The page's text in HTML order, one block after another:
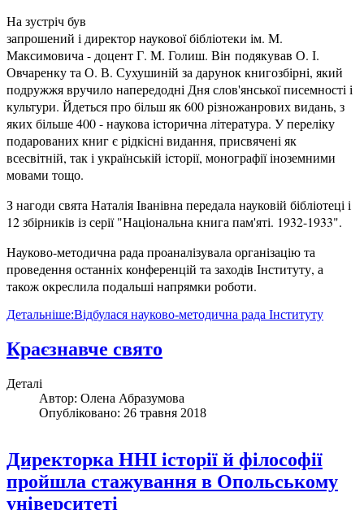
На зустріч був
запрошений і директор наукової бібліотеки ім. М.
Максимовича - доцент Г. М. Голиш. Він подякував О. І.
Овчаренку та О. В. Сухушиній за дарунок книгозбірні, який
подружжя вручило напередодні Дня слов'янської писемності і
культури. Йдеться про більш як 600 різножанрових видань, з
яких більше 400 - наукова історична література. У переліку
подарованих книг є рідкісні видання, присвячені як
всесвітній, так і українській історії, монографії іноземними
мовами тощо.
З нагоди свята Наталія Іванівна передала науковій бібліотеці і
12 збірників із серії "Національна книга пам'яті. 1932-1933".
Науково-методична рада проаналізувала організацію та
проведення останніх конференцій та заходів Інституту, а
також окреслила подальші напрямки роботи.
Детальніше:Відбулася науково-методична рада Інституту
Краєзнавче свято
Деталі
Автор: Олена Абразумова
Опубліковано: 26 травня 2018
Директорка ННІ історії й філософії
пройшла стажування в Опольському
університеті